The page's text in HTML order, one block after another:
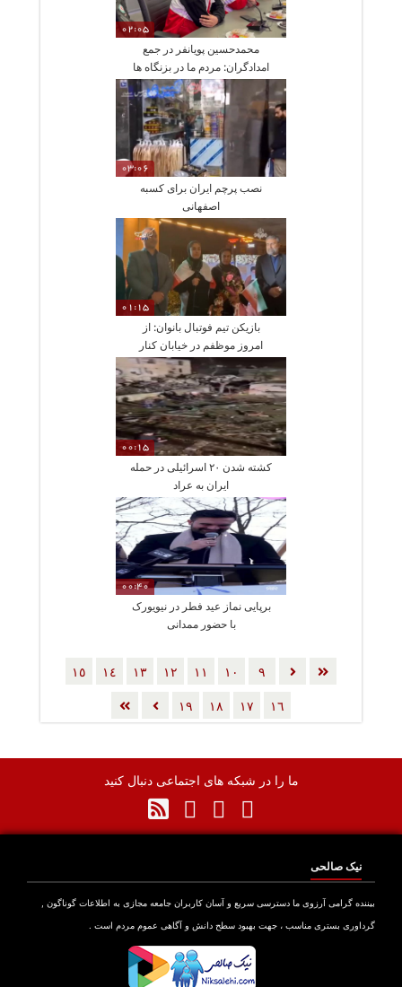
02:05
محمدحسین پویانفر در جمع
امدادگران: مردم ما در بزنگاه ها
پشت هم هستند
03:06
نصب پرچم ایران برای کسبه
اصفهانی
01:15
بازیکن تیم فوتبال بانوان: از
امروز موظفم در خیابان ‌کنار
مردم کشورم باشم‌
00:15
کشته شدن ۲۰ اسرائیلی در حمله
ایران به عراد
00:40
برپایی نماز عید فطر در نیویورک
با حضور ممدانی
٩ ١٠ ١١ ١٢ ١٣ ١٤ ١٥
١٦ ١٧ ١٨ ١٩
ما را در شبکه های اجتماعی دنبال کنید
نیک صالحی
بیننده گرامی آرزوی ما دسترسی سریع و آسان کاربران جامعه مجازی به اطلاعات گوناگون ,
گرداوری بستری مناسب ، جهت بهبود سطح دانش و آگاهی عموم مردم است .